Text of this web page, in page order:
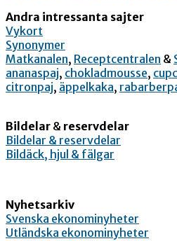
Andra intressanta sajter
Vykort
Synonymer
Matkanalen, Receptcentralen &
ananaspaj, chokladmousse,
citronpaj, äppelkaka,
Bildelar & reservdelar
Bildelar & reservdelar
Bildäck, hjul & fälgar
Nyhetsarkiv
Svenska ekonominyheter
Utländska ekonominyheter